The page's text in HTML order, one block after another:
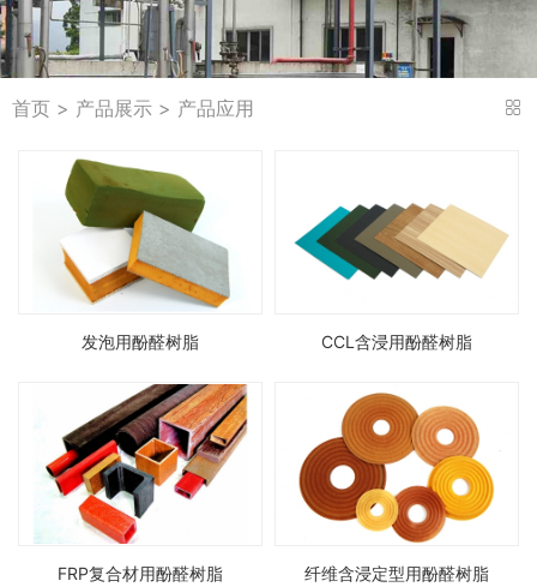
首页 > 产品展示 > 产品应用
发泡用酚醛树脂 CCL含浸用酚醛树脂
FRP复合材用酚醛树脂 纤维含浸定型用酚醛树脂